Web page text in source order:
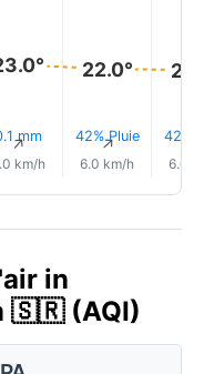
mm
↑
km/h
22.0°
42% Pluie
↑
6.0 km/h
42%
6.0
in
🇸🇷 (AQI)